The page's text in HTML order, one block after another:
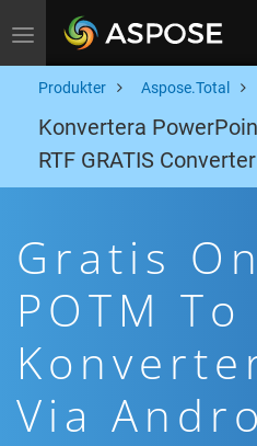
Toggle navigation
Produkter Aspose.Total
Konvertera
RTF GRATIS
Gratis
POTM To
Via